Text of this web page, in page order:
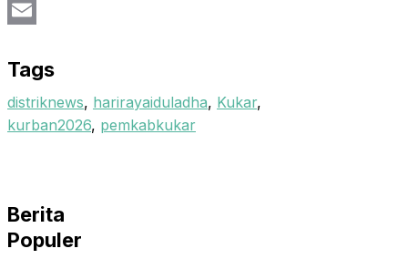
Twitter
Tags
distriknews, harirayaiduladha, Kukar,
kurban2026, pemkabkukar
Berita
Populer